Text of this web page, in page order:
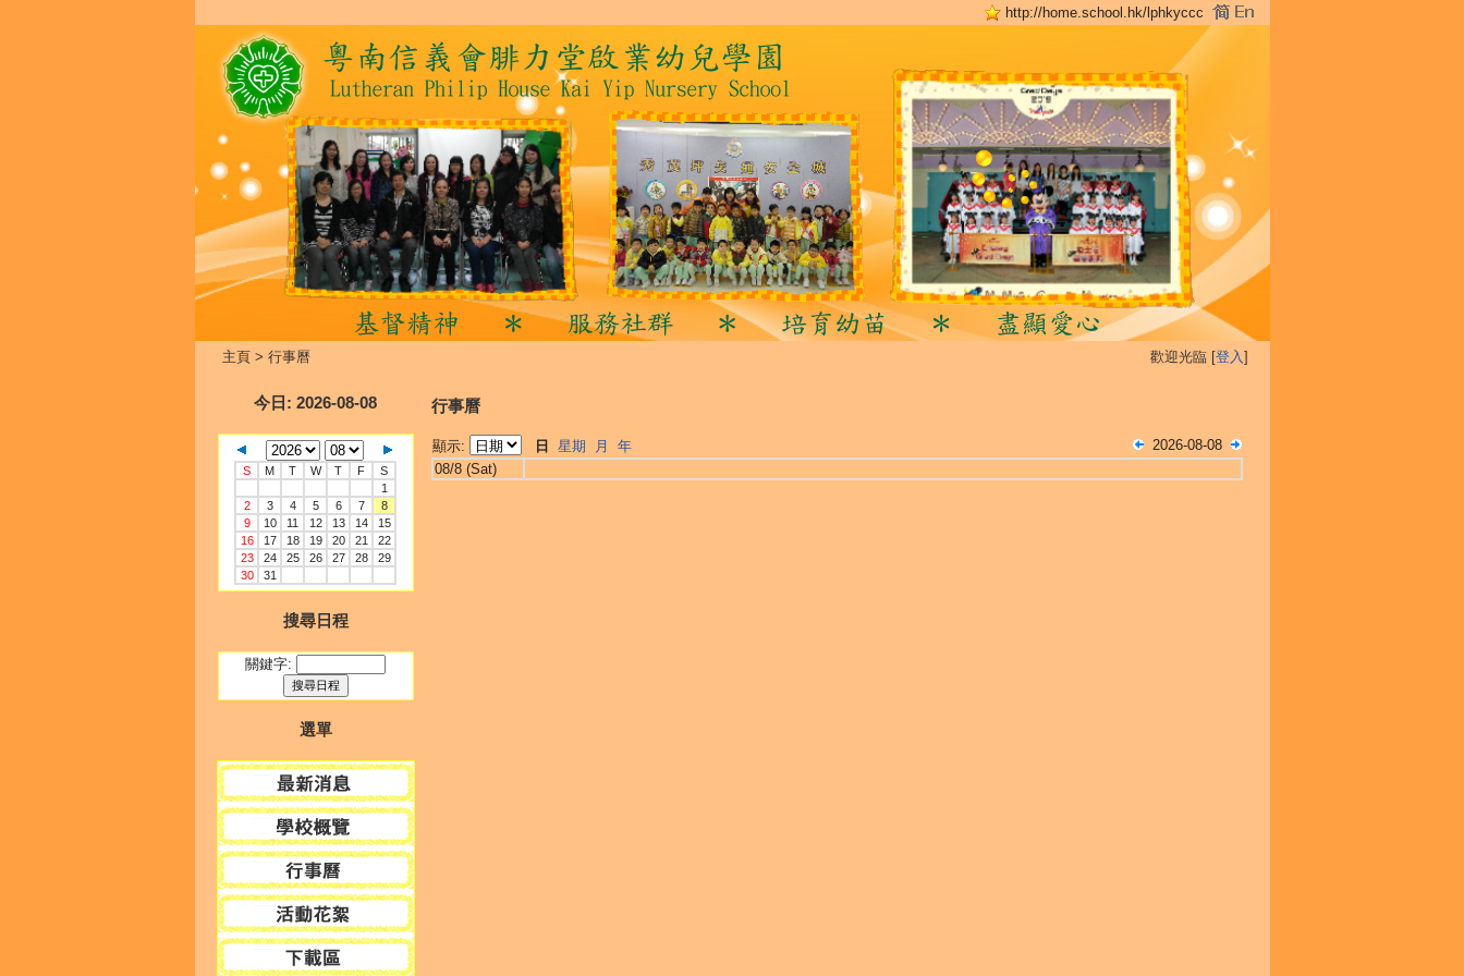
http://home.school.hk/lphkyccc
主頁> 行事曆 歡迎光臨 [登入]
今日 : 2026-08-08
S M T W T F
S
1
2
3 4 5 6 7
8
9
10 11 12 13 14
15
16
17 18 19 20 21
22
23
24 25 26 27 28
29
30
31
搜尋日程
關鍵字:
選單
行事曆
顯示: 日 星期 月 年
2026-08-08
08/8 (Sat)